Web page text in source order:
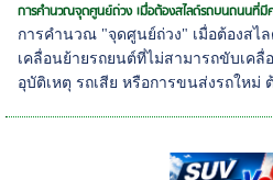
การคำนวณจุดศูนย์ถ่วง เมื่อต้องสไลด์รถบนถนนที่มี
การคำนวณ "จุดศูนย์ถ่วง" เมื่อต้องสไ
เคลื่อนย้ายรถยนต์ที่ไม่สามารถขับเคลื่
อุบัติเหตุ รถเสีย หรือการขนส่งรถใหม่